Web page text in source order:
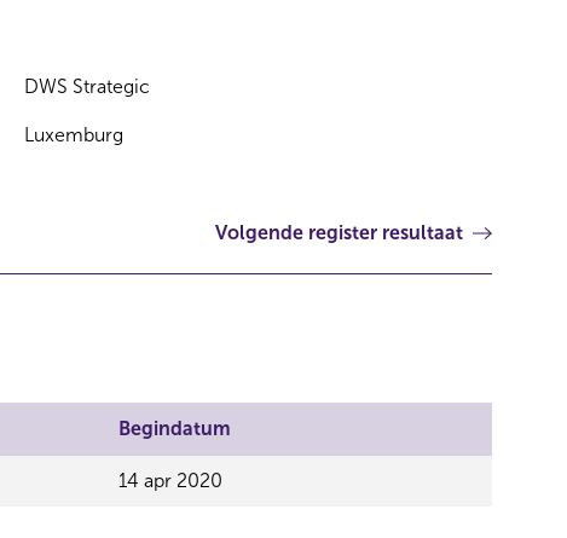
DWS Strategic
Luxemburg
Volgende register resultaat
Begindatum
14 apr 2020